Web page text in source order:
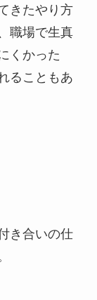
きたやり方
職場で生真
くかった
ることもあ
き合いの仕